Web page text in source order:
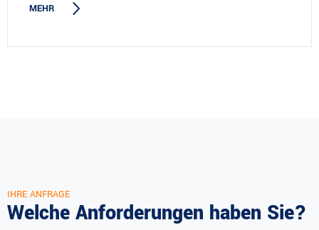
MEHR
IHRE ANFRAGE
Welche Anforderungen haben Sie?